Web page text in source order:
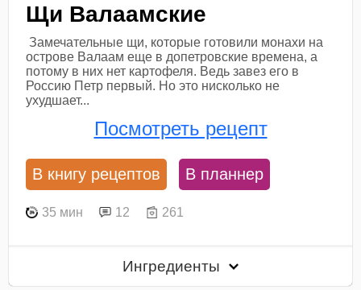
Щи Валаамские
Замечательные щи, которые готовили монахи на
острове Валаам еще в допетровские времена, а
потому в них нет картофеля. Ведь завез его в
Россию Петр первый. Но это нисколько не
ухудшает...
Посмотреть рецепт
В книгу рецептов В планнер
35 мин 12 261
Ингредиенты